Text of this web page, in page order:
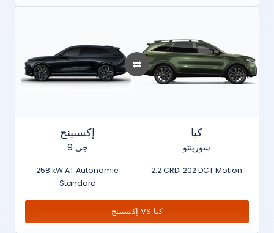
إكسبينج
جي 9
258 kW AT Autonomie
Standard
كيا
سورينتو
2.2 CRDi 202 DCT Motion
إكسبينج VS كيا